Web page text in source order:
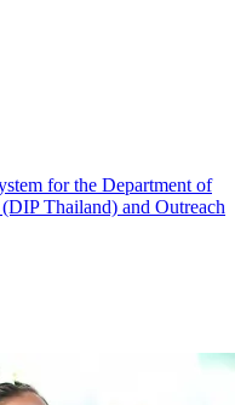
for the Department of
Thailand) and Outreach